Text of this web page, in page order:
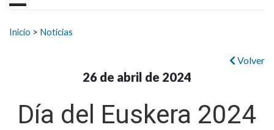
Buscar:
Inicio > Noticias
Volver
26 de abril de 2024
Día del Euskera 2024